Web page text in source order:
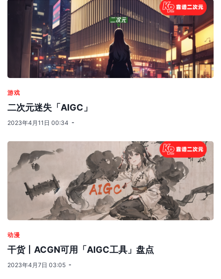
游戏
二次元迷失「AIGC」
2023年4月11日 00:34
动漫
干货丨ACGN可用「AIGC工具」盘点
2023年4月7日 03:05